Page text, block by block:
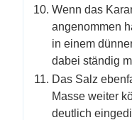
Wenn das
angenommen
in einem
dabei ständig
Das Salz
Masse weiter
deutlich